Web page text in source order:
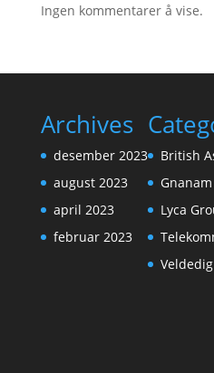
Ingen kommentarer å vise.
Archives
desember 2023
august 2023
april 2023
februar 2023
British
Lyca